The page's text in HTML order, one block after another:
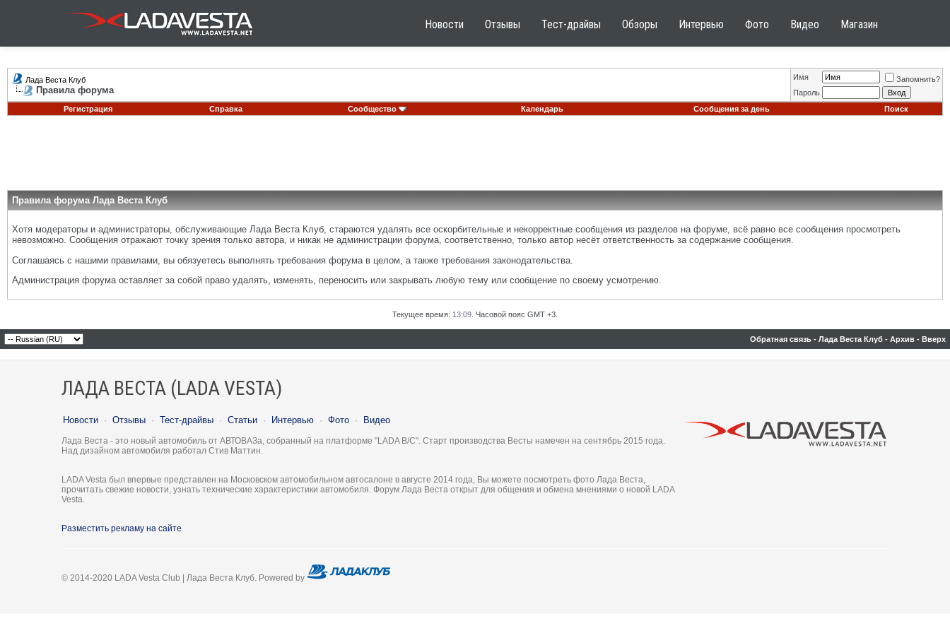
Новости Отзывы Тест-драйвы Обзоры Интервью Фото Видео Магазин
Лада Веста Клуб
Правила форума
Имя
Запомнить?
Пароль
Регистрация
Справка Сообщество Календарь Сообщения за день Поиск
Правила форума Лада Веста Клуб
Хотя модераторы и администраторы, обслуживающие Лада Веста Клуб, стараются удалять все оскорбительные и некорректные сообщения из разделов на форуме, всё равно все сообщения просмотреть
невозможно. Сообщения отражают точку зрения только автора, и никак не администрации форума, соответственно, только автор несёт ответственность за содержание сообщения.
Соглашаясь с нашими правилами, вы обязуетесь выполнять требования форума в целом, а также требования законодательства.
Администрация форума оставляет за собой право удалять, изменять, переносить или закрывать любую тему или сообщение по своему усмотрению.
Текущее время: 13:09 . Часовой пояс GMT +3.
Обратная связь - Лада Веста Клуб - Архив - Вверх
ЛАДА ВЕСТА (LADA VESTA)
Новости · Отзывы · Тест-драйвы · Статьи · Интервью · Фото · Видео
Лада Веста - это новый автомобиль от АВТОВАЗа, собранный на платформе "LADA B/C". Старт производства Весты намечен на сентябрь 2015 года.
Над дизайном автомобиля работал Стив Маттин.
LADA Vesta был впервые представлен на Московском автомобильном автосалоне в августе 2014 года, Вы можете посмотреть фото Лада Веста,
прочитать свежие новости, узнать технические характеристики автомобиля. Форум Лада Веста открыт для общения и обмена мнениями о новой LADA
Vesta.
Разместить рекламу на сайте
© 2014-2020 LADA Vesta Club | Лада Веста Клуб. Powered by